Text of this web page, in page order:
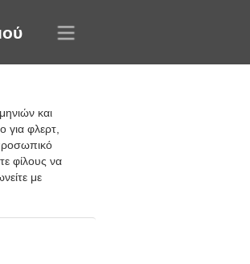
και
για φλερτ,
φίλους να
με